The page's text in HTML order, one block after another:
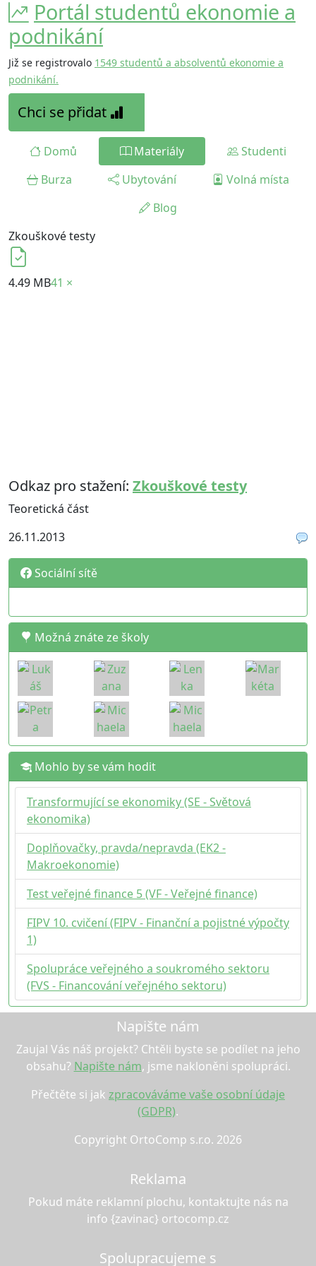
Portál studentů ekonomie a
podnikání
Již se registrovalo 1549 studentů a absolventů ekonomie a
podnikání.
Chci se přidat
Domů Materiály
Studenti
Burza
Ubytování
Volná místa
Blog
Zkouškové testy
4.49 MB41 ×
Odkaz pro stažení: Zkouškové testy
Teoretická část
26.11.2013
Sociální sítě
Možná znáte ze školy
Mohlo by se vám hodit
Transformující se ekonomiky (SE - Světová
ekonomika)
Doplňovačky, pravda/nepravda (EK2 -
Makroekonomie)
Test veřejné finance 5 (VF - Veřejné finance)
FIPV 10. cvičení (FIPV - Finanční a pojistné výpočty
1)
Spolupráce veřejného a soukromého sektoru
(FVS - Financování veřejného sektoru)
Napište nám
Zaujal Vás náš projekt? Chtěli byste se podílet na jeho
obsahu? Napište nám, jsme nakloněni spolupráci.
Přečtěte si jak zpracováváme vaše osobní údaje
(GDPR).
Copyright OrtoComp s.r.o. 2026
Reklama
Pokud máte reklamní plochu, kontaktujte nás na
info {zavinac} ortocomp.cz
Spolupracujeme s